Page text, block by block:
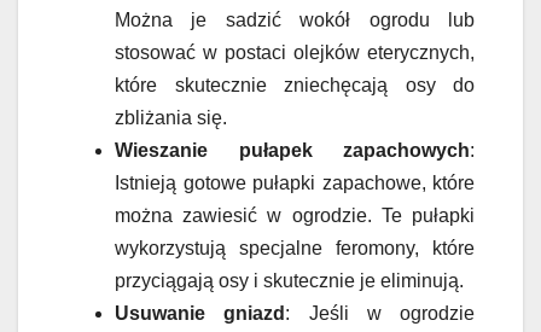
Można je sadzić wokół ogrodu lub
stosować w postaci olejków eterycznych,
które skutecznie zniechęcają osy do
zbliżania się.
Wieszanie pułapek zapachowych:
Istnieją gotowe pułapki zapachowe, które
można zawiesić w ogrodzie. Te pułapki
wykorzystują specjalne feromony, które
przyciągają osy i skutecznie je eliminują.
Usuwanie gniazd : Jeśli w ogrodzie